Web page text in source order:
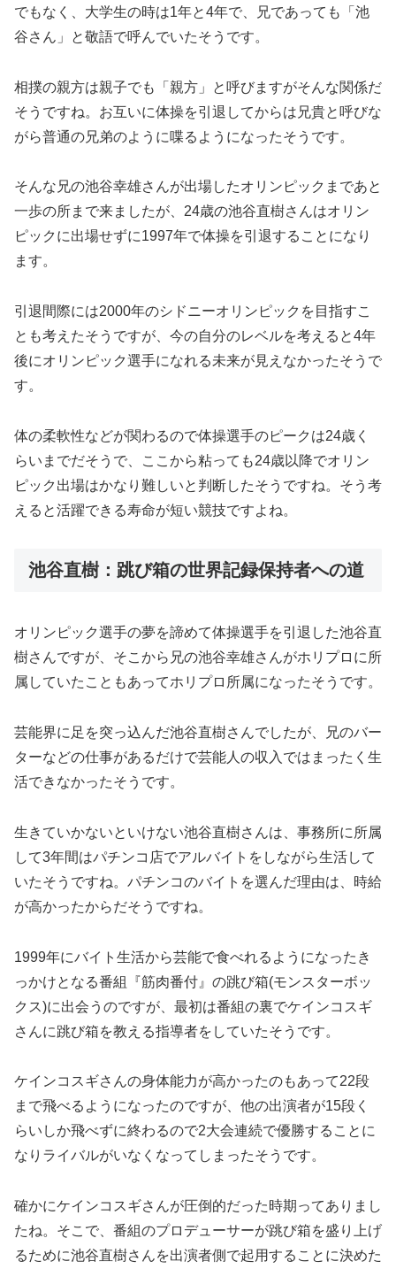
でもなく、大学生の時は1年と4年で、兄であっても「池
谷さん」と敬語で呼んでいたそうです。
相撲の親方は親子でも「親方」と呼びますがそんな関係だ
そうですね。お互いに体操を引退してからは兄貴と呼びな
がら普通の兄弟のように喋るようになったそうです。
そんな兄の池谷幸雄さんが出場したオリンピックまであと
一歩の所まで来ましたが、24歳の池谷直樹さんはオリン
ピックに出場せずに1997年で体操を引退することになり
ます。
引退間際には2000年のシドニーオリンピックを目指すこ
とも考えたそうですが、今の自分のレベルを考えると4年
後にオリンピック選手になれる未来が見えなかったそうで
す。
体の柔軟性などが関わるので体操選手のピークは24歳く
らいまでだそうで、ここから粘っても24歳以降でオリン
ピック出場はかなり難しいと判断したそうですね。そう考
えると活躍できる寿命が短い競技ですよね。
池谷直樹：跳び箱の世界記録保持者への道
オリンピック選手の夢を諦めて体操選手を引退した池谷直
樹さんですが、そこから兄の池谷幸雄さんがホリプロに所
属していたこともあってホリプロ所属になったそうです。
芸能界に足を突っ込んだ池谷直樹さんでしたが、兄のバー
ターなどの仕事があるだけで芸能人の収入ではまったく生
活できなかったそうです。
生きていかないといけない池谷直樹さんは、事務所に所属
して3年間はパチンコ店でアルバイトをしながら生活して
いたそうですね。パチンコのバイトを選んだ理由は、時給
が高かったからだそうですね。
1999年にバイト生活から芸能で食べれるようになったき
っかけとなる番組『筋肉番付』の跳び箱(モンスターボッ
クス)に出会うのですが、最初は番組の裏でケインコスギ
さんに跳び箱を教える指導者をしていたそうです。
ケインコスギさんの身体能力が高かったのもあって22段
まで飛べるようになったのですが、他の出演者が15段く
らいしか飛べずに終わるので2大会連続で優勝することに
なりライバルがいなくなってしまったそうです。
確かにケインコスギさんが圧倒的だった時期ってありまし
たね。そこで、番組のプロデューサーが跳び箱を盛り上げ
るために池谷直樹さんを出演者側で起用することに決めた